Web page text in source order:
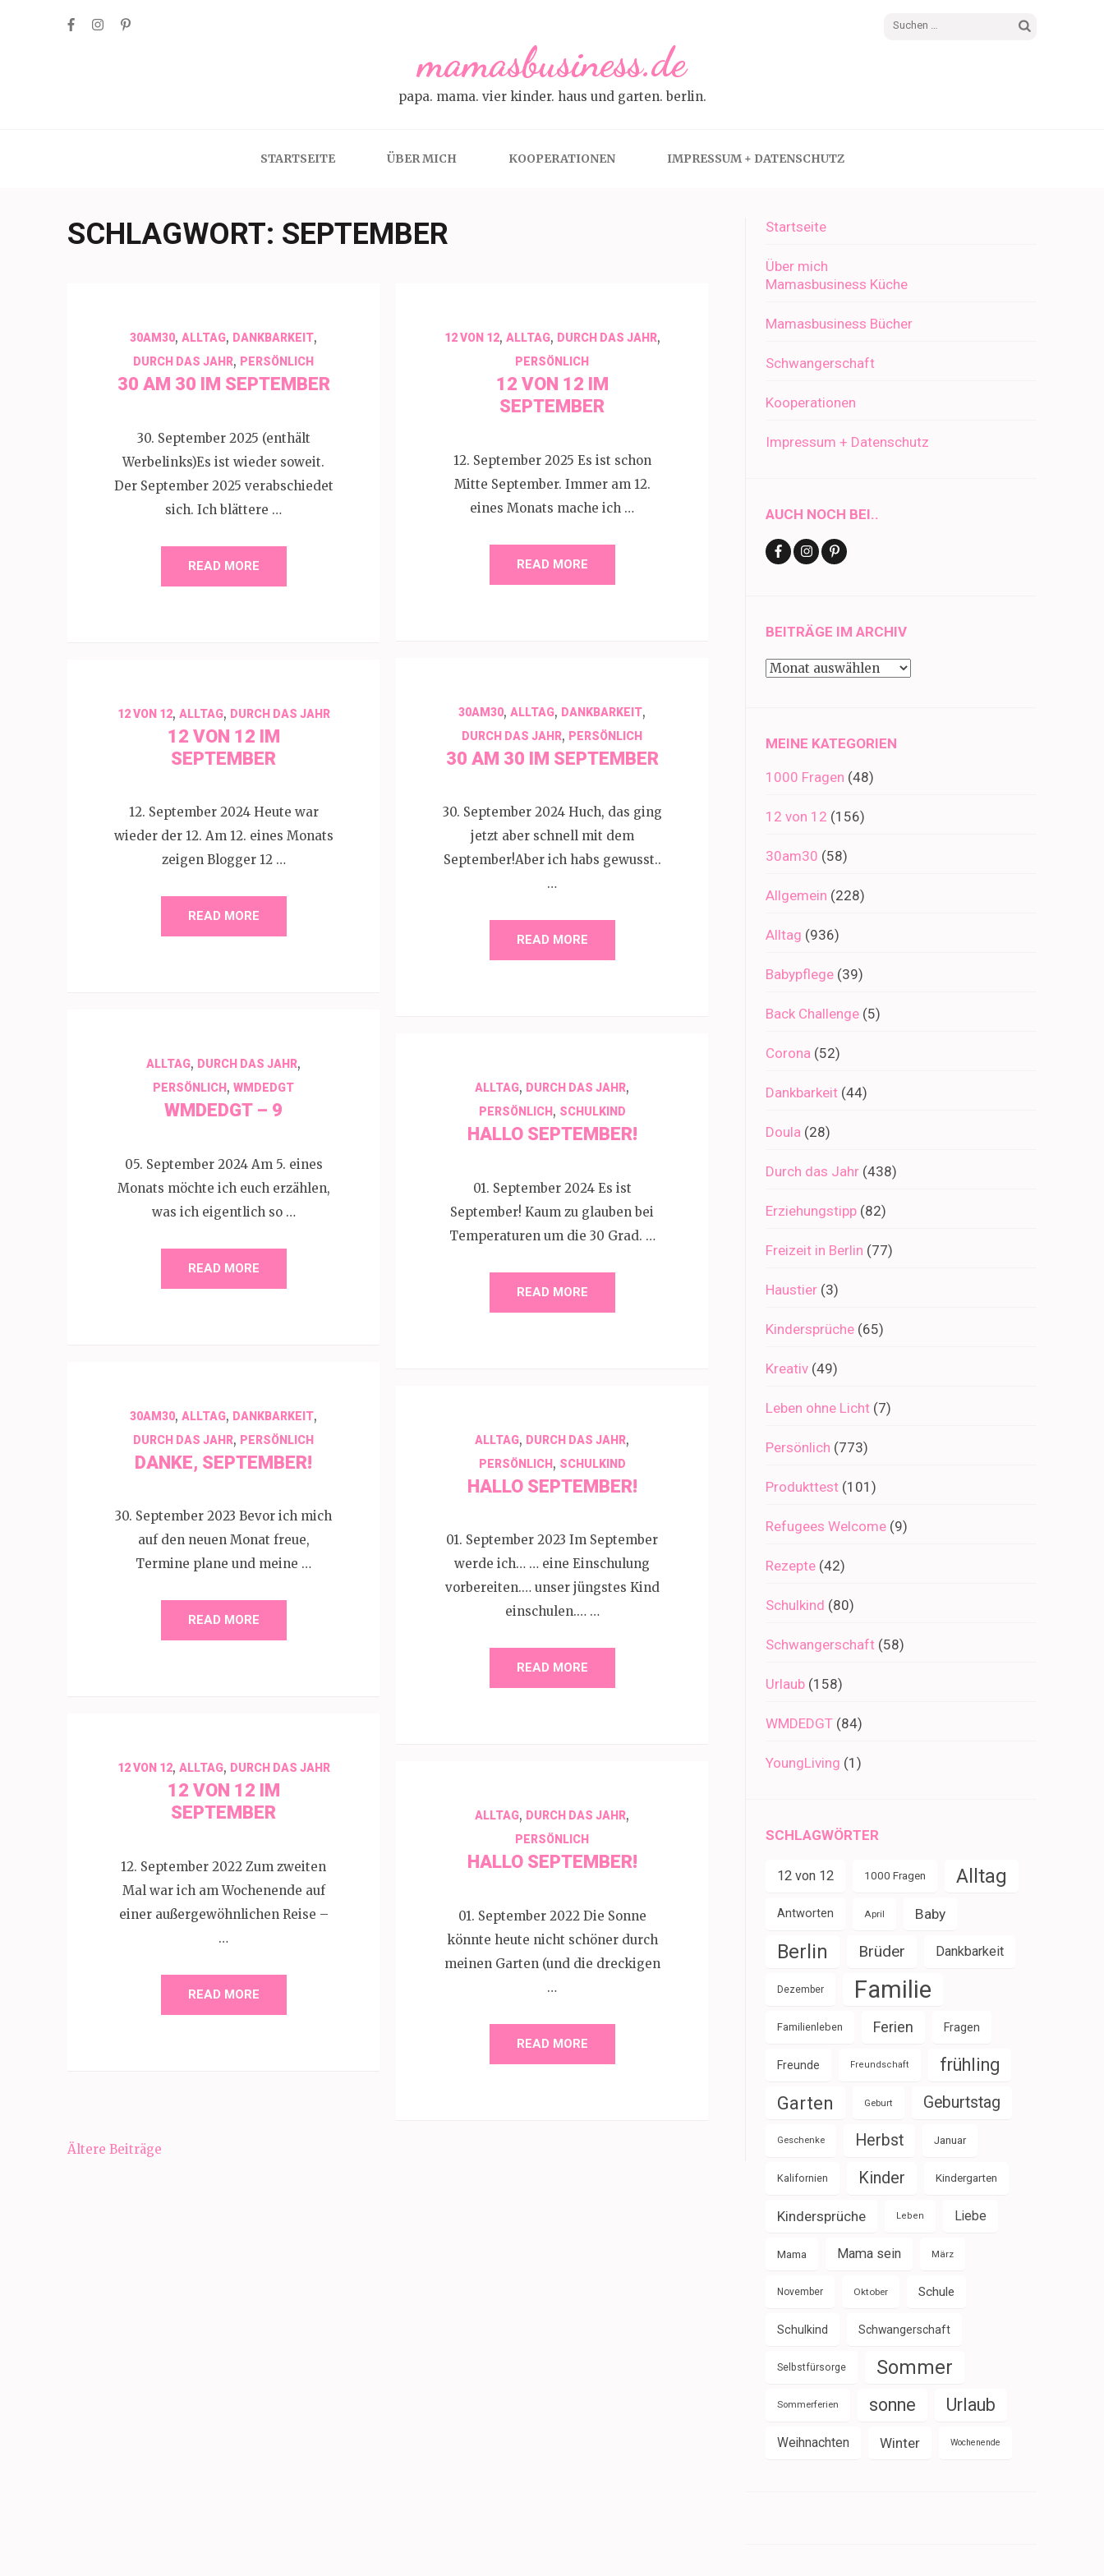
Suchen
mamasbusiness.de
papa. mama. vier kinder. haus und garten. berlin.
STARTSEITE ÜBER MICH KOOPERATIONEN IMPRESSUM + DATENSCHUTZ
SCHLAGWORT: SEPTEMBER
30AM30, ALLTAG, DANKBARKEIT,
DURCH DAS JAHR, PERSÖNLICH
30 AM 30 IM SEPTEMBER
30. September 2025 (enthält
Werbelinks)Es ist wieder soweit.
Der September 2025 verabschiedet
sich. Ich blättere …
READ MORE
12 VON 12, ALLTAG, DURCH DAS JAHR,
PERSÖNLICH
12 VON 12 IM
SEPTEMBER
12. September 2025 Es ist schon
Mitte September. Immer am 12.
eines Monats mache ich …
READ MORE
30AM30, ALLTAG, DANKBARKEIT,
DURCH DAS JAHR, PERSÖNLICH
30 AM 30 IM SEPTEMBER
30. September 2024 Huch, das ging
jetzt aber schnell mit dem
September!Aber ich habs gewusst..
…
READ MORE
12 VON 12, ALLTAG, DURCH DAS JAHR
12 VON 12 IM
SEPTEMBER
12. September 2024 Heute war
wieder der 12. Am 12. eines Monats
zeigen Blogger 12 …
READ MORE
ALLTAG, DURCH DAS JAHR,
PERSÖNLICH , WMDEDGT
WMDEDGT – 9
05. September 2024 Am 5. eines
Monats möchte ich euch erzählen,
was ich eigentlich so …
READ MORE
ALLTAG, DURCH DAS JAHR,
PERSÖNLICH, SCHULKIND
HALLO SEPTEMBER!
01. September 2024 Es ist
September! Kaum zu glauben bei
Temperaturen um die 30 Grad. …
READ MORE
30AM30, ALLTAG, DANKBARKEIT,
DURCH DAS JAHR, PERSÖNLICH
DANKE, SEPTEMBER!
30. September 2023 Bevor ich mich
auf den neuen Monat freue,
Termine plane und meine …
READ MORE
ALLTAG, DURCH DAS JAHR,
PERSÖNLICH, SCHULKIND
HALLO SEPTEMBER!
01. September 2023 Im September
werde ich… … eine Einschulung
vorbereiten.… unser jüngstes Kind
einschulen.… …
READ MORE
12 VON 12, ALLTAG, DURCH DAS JAHR
12 VON 12 IM
SEPTEMBER
12. September 2022 Zum zweiten
Mal war ich am Wochenende auf
einer außergewöhnlichen Reise –
…
READ MORE
ALLTAG, DURCH DAS JAHR,
PERSÖNLICH
HALLO SEPTEMBER!
01. September 2022 Die Sonne
könnte heute nicht schöner durch
meinen Garten (und die dreckigen
…
READ MORE
Beitragsnavigation
Ältere Beiträge
Startseite
Über mich
Mamasbusiness Küche
Mamasbusiness Bücher
Schwangerschaft
Kooperationen
Impressum + Datenschutz
AUCH NOCH BEI..
BEITRÄGE IM ARCHIV
Beiträge
MEINE KATEGORIEN
1000 Fragen (48)
12 von 12 (156)
30am30 (58)
Allgemein (228)
Alltag (936)
Babypflege (39)
Back Challenge (5)
Corona (52)
Dankbarkeit (44)
Doula (28)
Durch das Jahr (438)
Erziehungstipp (82)
Freizeit in Berlin (77)
Haustier (3)
Kindersprüche (65)
Kreativ (49)
Leben ohne Licht (7)
Persönlich (773)
Produkttest (101)
Refugees Welcome (9)
Rezepte (42)
Schulkind (80)
Schwangerschaft (58)
Urlaub (158)
WMDEDGT (84)
YoungLiving (1)
SCHLAGWÖRTER
12 von 12 1000 Fragen Alltag
Antworten April Baby
Berlin Brüder Dankbarkeit
Dezember Familie
Familienleben Ferien Fragen
Freunde Freundschaft frühling
Garten Geburt Geburtstag
Geschenke Herbst Januar
Kalifornien Kinder Kindergarten
Kindersprüche Leben Liebe
Mama Mama sein März
November Oktober Schule
Schulkind Schwangerschaft
Selbstfürsorge Sommer
Sommerferien sonne Urlaub
Weihnachten Winter Wochenende